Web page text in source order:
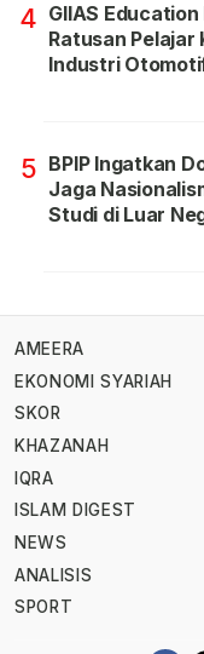
4 GIIAS
Ratusan Pelajar
Industri
5 BPIP Ingatkan
Jaga
Studi di Luar
AMEERA
EKONOMI SYARIAH
SKOR
KHAZANAH
IQRA
ISLAM DIGEST
NEWS
ANALISIS
SPORT